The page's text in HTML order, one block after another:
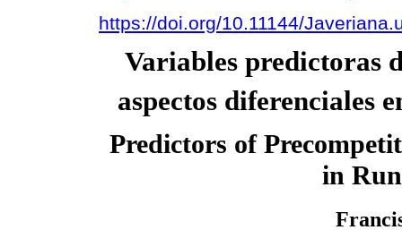
https://doi.org/10.11144/
Variables predictoras
aspectos diferenciales
Predictors of
in